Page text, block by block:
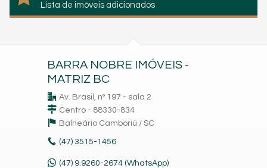
Lista de imóveis adicionados
BARRA NOBRE IMÓVEIS -
MATRIZ BC
Av. Brasil, nº 197 - sala 2
Centro - 88330-834
Balneário Camboriú / SC
(47) 3515-1456
(47) 9.9260-2674 (WhatsApp)